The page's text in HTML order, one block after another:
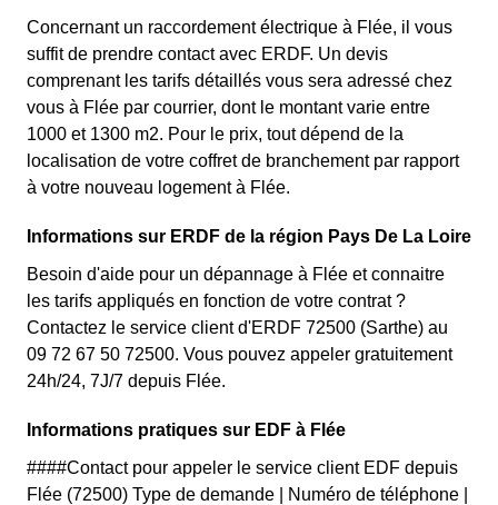
Concernant un raccordement électrique à Flée, il vous
suffit de prendre contact avec ERDF. Un devis
comprenant les tarifs détaillés vous sera adressé chez
vous à Flée par courrier, dont le montant varie entre
1000 et 1300 m2. Pour le prix, tout dépend de la
localisation de votre coffret de branchement par rapport
à votre nouveau logement à Flée.
Informations sur ERDF de la région Pays De La Loire
Besoin d'aide pour un dépannage à Flée et connaitre
les tarifs appliqués en fonction de votre contrat ?
Contactez le service client d'ERDF 72500 (Sarthe) au
09 72 67 50 72500. Vous pouvez appeler gratuitement
24h/24, 7J/7 depuis Flée.
Informations pratiques sur EDF à Flée
####Contact pour appeler le service client EDF depuis
Flée (72500) Type de demande | Numéro de téléphone |